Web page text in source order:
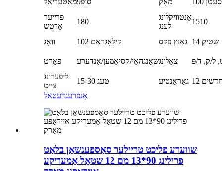
מאַטעריאַל סופּ9 מאָק
100 סעטן
פרייער
אַרטש
180
אַנטוויקלונג
לענג
1510
וואָג 102 קילאָגראַם גאַנץ פּקס 14 שטיק
פּאָרט שאַנגהאַי/קסיאַמען/אַנדערעצאָלונג
ל/ק, ד/פּ
ליפערונג
צייט
15-30 טעג גאַראַנטיע
12 חדשים
אָנפֿרעגדעטאַל
שווערע פליכט טריילער סאַספּענשאַן בלאַט
פרילינג 90*13 מם 12 שטאָל אַמעריקע